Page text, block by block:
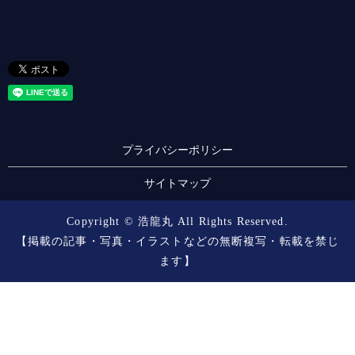
プライバシーポリシー
サイトマップ
Copyright © 浩龍丸 All Rights Reserved.
【掲載の記事・写真・イラストなどの無断複写・転載を禁じ
ます】